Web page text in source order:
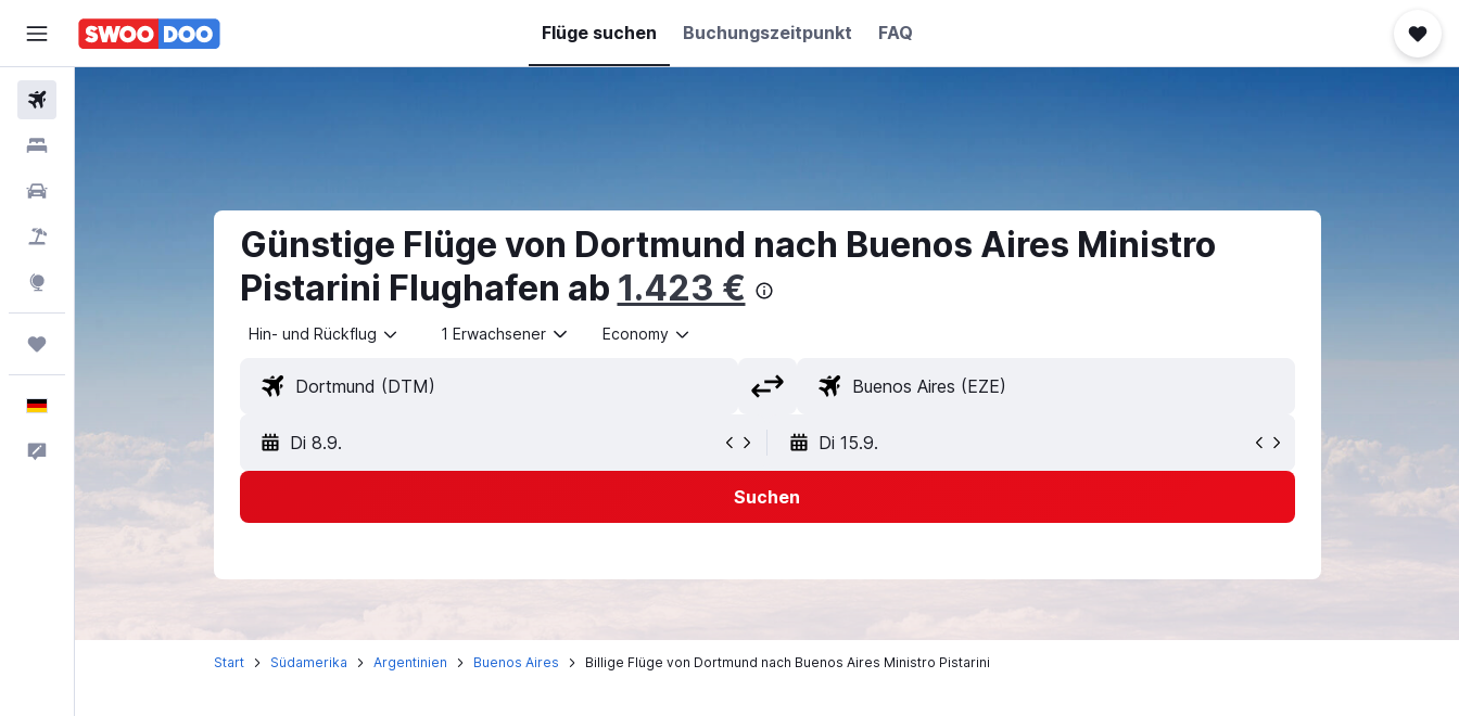
Flüge suchen Buchungszeitpunkt FAQ
Günstige Flüge von Dortmund nach Buenos Aires Ministro
Pistarini Flughafen ab 1.423 €
Hin- und Rückflug 1 Erwachsener Economy
Di 8.9. Di 15.9.
Suchen
Start Südamerika Argentinien Buenos Aires Billige Flüge von Dortmund nach Buenos Aires Ministro Pistarini